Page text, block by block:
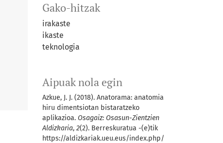
Gako-hitzak
irakaste
ikaste
teknologia
Aipuak nola egin
Azkue, J. J. (2018). Anatorama: anatomia
hiru dimentsiotan bistaratzeko
aplikazioa. Osagaiz: Osasun-Zientzien
Aldizkaria, 2(2). Berreskuratua -(e)tik
https://aldizkariak.ueu.eus/index.php/